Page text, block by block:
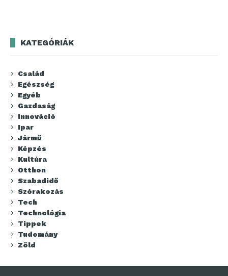
KATEGÓRIÁK
Család
Egészség
Egyéb
Gazdaság
Innováció
Ipar
Jármű
Képzés
Kultúra
Otthon
Szabadidő
Szórakozás
Tech
Technológia
Tippek
Tudomány
Zöld